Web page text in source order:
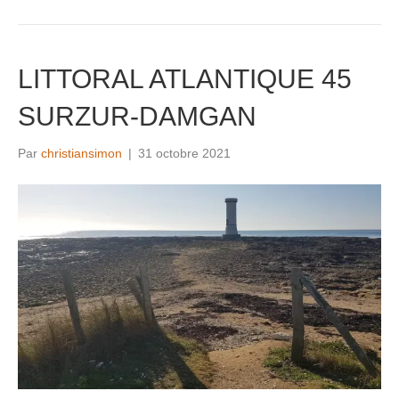
LITTORAL ATLANTIQUE 45
SURZUR-DAMGAN
Par christiansimon | 31 octobre 2021